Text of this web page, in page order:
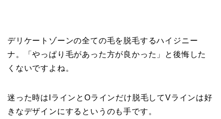
デリケートゾーンの全ての毛を脱毛するハイジニー
ナ。「やっぱり毛があった方が良かった」と後悔した
くないですよね。
迷った時はIラインとOラインだけ脱毛してVラインは好
きなデザインにするというのも手です。